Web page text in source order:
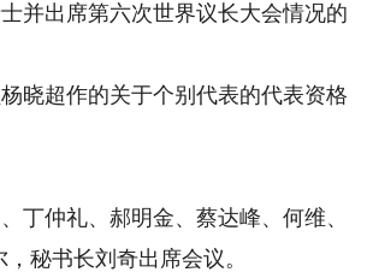
出席第六次世界议长大会情况的
超作的关于个别代表的代表资格
仲礼、郝明金、蔡达峰、何维、
秘书长刘奇出席会议。